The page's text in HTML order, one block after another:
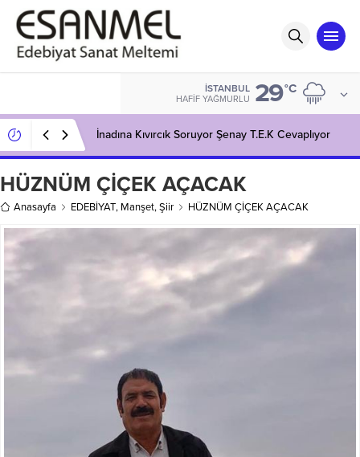
İSTANBUL
HAFIF YAĞMURLU 29°C
İnadına Kıvırcık Soruyor Şenay T.E.K Cevaplıyor
HÜZNÜM ÇİÇEK AÇACAK
Anasayfa EDEBİYAT, Manşet,Şiir HÜZNÜM ÇİÇEK AÇACAK